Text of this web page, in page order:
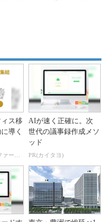
ィス移
導く
PR(株式会社アルファーテクノ)
AIが速く正確に。次
世代の議事録作成メソ
ッド
PR(カイタヨ)